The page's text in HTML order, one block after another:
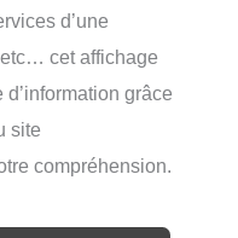
d’une
cet affichage
grâce
site
compréhension.